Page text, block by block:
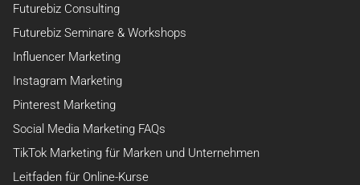
Futurebiz Consulting
Futurebiz Seminare & Workshops
Influencer Marketing
Instagram Marketing
Pinterest Marketing
Social Media Marketing FAQs
TikTok Marketing für Marken und Unternehmen
Leitfaden für Online-Kurse